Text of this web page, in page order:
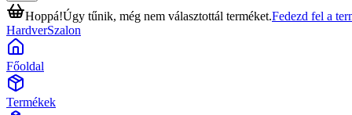
Hoppá!Úgy tűnik, még nem választottál terméket.Fedezd fel a
HardverSzalon
Főoldal
Termékek